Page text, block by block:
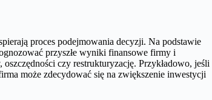
proces podejmowania decyzji. Na podstawie
przyszłe wyniki finansowe firmy i
czy restrukturyzację. Przykładowo, jeśli
może zdecydować się na zwiększenie inwestycji